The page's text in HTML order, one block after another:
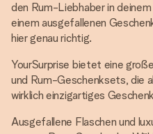
den Rum-Liebhaber in
einem ausgefallenen
hier genau richtig.
YourSurprise bietet eine
und Rum-Geschenksets, die
wirklich einzigartiges
Ausgefallene Flaschen und